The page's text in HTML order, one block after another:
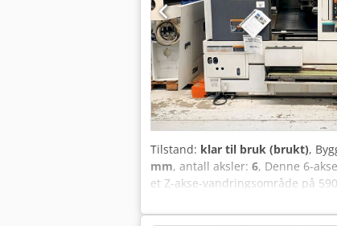
Tilstand: klar til bruk (brukt),
mm, antall aksler: 6, Denne 6-
et Z-akse-vandringsområde på
posisjoner. Hvis du er på utkikk
Dcjdpox D R Aujfx Ab Ejk •